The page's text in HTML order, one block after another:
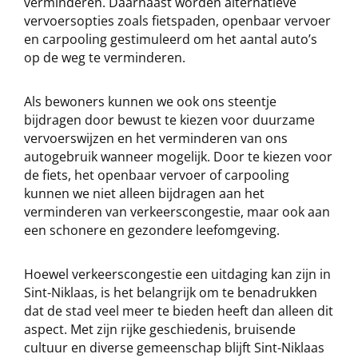
vervoersopties zoals fietspaden, openbaar vervoer
en carpooling gestimuleerd om het aantal auto’s
op de weg te verminderen.
Als bewoners kunnen we ook ons steentje
bijdragen door bewust te kiezen voor duurzame
vervoerswijzen en het verminderen van ons
autogebruik wanneer mogelijk. Door te kiezen voor
de fiets, het openbaar vervoer of carpooling
kunnen we niet alleen bijdragen aan het
verminderen van verkeerscongestie, maar ook aan
een schonere en gezondere leefomgeving.
Hoewel verkeerscongestie een uitdaging kan zijn in
Sint-Niklaas, is het belangrijk om te benadrukken
dat de stad veel meer te bieden heeft dan alleen dit
aspect. Met zijn rijke geschiedenis, bruisende
cultuur en diverse gemeenschap blijft Sint-Niklaas